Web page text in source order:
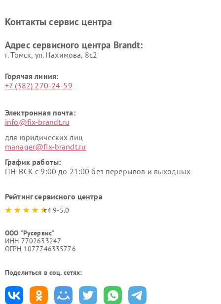
Контакты сервис центра
Адрес сервисного центра Brandt:
г. Томск, ул. Нахимова, 8с2
Горячая линия:
+7 (382) 270-24-59
Электронная почта:
info@fix-brandt.ru
для юридических лиц
manager@fix-brandt.ru
График работы:
ПН-ВСК с 9:00 до 21:00 без перерывов и выходных
Рейтинг сервисного центра
4.9-5.0
ООО "Русервис"
ИНН 7702633247
ОГРН 1077746335776
Поделиться в соц. сетях: